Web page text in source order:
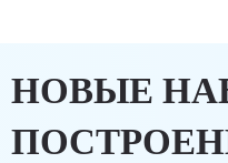
НОВЫЕ